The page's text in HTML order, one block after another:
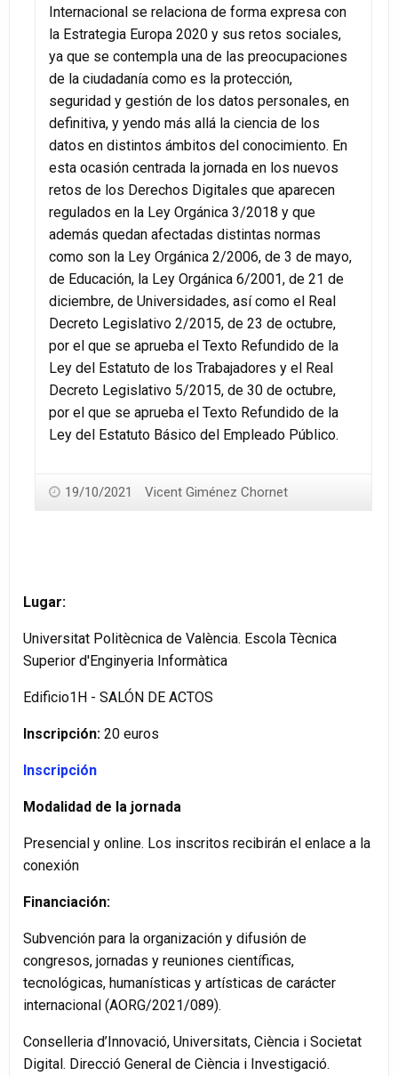
Internacional se relaciona de forma expresa con
la Estrategia Europa 2020 y sus retos sociales,
ya que se contempla una de las preocupaciones
de la ciudadanía como es la protección,
seguridad y gestión de los datos personales, en
definitiva, y yendo más allá la ciencia de los
datos en distintos ámbitos del conocimiento. En
esta ocasión centrada la jornada en los nuevos
retos de los Derechos Digitales que aparecen
regulados en la Ley Orgánica 3/2018 y que
además quedan afectadas distintas normas
como son la Ley Orgánica 2/2006, de 3 de mayo,
de Educación, la Ley Orgánica 6/2001, de 21 de
diciembre, de Universidades, así como el Real
Decreto Legislativo 2/2015, de 23 de octubre,
por el que se aprueba el Texto Refundido de la
Ley del Estatuto de los Trabajadores y el Real
Decreto Legislativo 5/2015, de 30 de octubre,
por el que se aprueba el Texto Refundido de la
Ley del Estatuto Básico del Empleado Público.
19/10/2021 Vicent Giménez Chornet
Lugar:
Universitat Politècnica de València. Escola Tècnica
Superior d'Enginyeria Informàtica
Edificio1H - SALÓN DE ACTOS
Inscripción: 20 euros
Inscripción
Modalidad de la jornada
Presencial y online. Los inscritos recibirán el enlace a la
conexión
Financiación:
Subvención para la organización y difusión de
congresos, jornadas y reuniones científicas,
tecnológicas, humanísticas y artísticas de carácter
internacional (AORG/2021/089).
Conselleria d’Innovació, Universitats, Ciència i Societat
Digital. Direcció General de Ciència i Investigació.